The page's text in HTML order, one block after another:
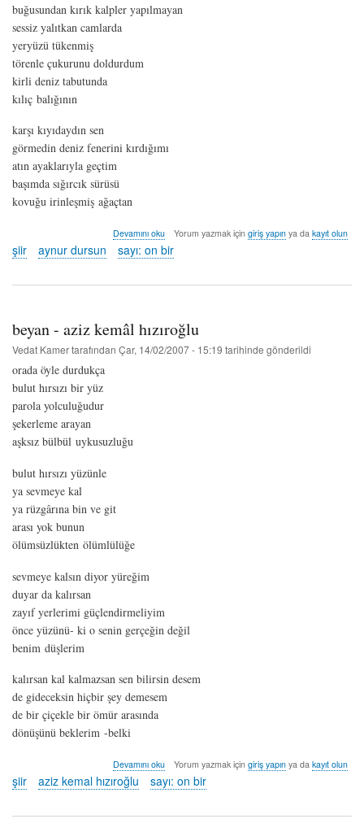
buğusundan kırık kalpler yapılmayan
sessiz yalıtkan camlarda
yeryüzü tükenmiş
törenle çukurunu doldurdum
kirli deniz tabutunda
kılıç balığının
karşı kıyıdaydın sen
görmedin deniz fenerini kırdığımı
atın ayaklarıyla geçtim
başımda sığırcık sürüsü
kovuğu irinleşmiş ağaçtan
düğmesiz
ilik
dursun
Devamını oku Yorum yazmak için giriş yapınya da kayıt olun
şiir aynur dursun sayı: on bir
beyan - aziz kemâl hızıroğlu
Vedat Kamertarafından Çar, 14/02/2007 - 15:19 tarihinde gönderildi
orada öyle durdukça
bulut hırsızı bir yüz
parola yolculuğudur
şekerleme arayan
aşksız bülbül uykusuzluğu
bulut hırsızı yüzünle
ya sevmeye kal
ya rüzgârına bin ve git
arası yok bunun
ölümsüzlükten ölümlülüğe
sevmeye kalsın diyor yüreğim
duyar da kalırsan
zayıf yerlerimi güçlendirmeliyim
önce yüzünü- ki o senin gerçeğin değil
benim düşlerim
kalırsan kal kalmazsan sen bilirsin desem
de gideceksin hiçbir şey demesem
de bir çiçekle bir ömür arasında
dönüşünü beklerim -belki
beyan
-
aziz
hızıroğlu
Devamını oku Yorum yazmak için giriş yapınya da kayıt olun
şiir aziz kemal hızıroğlu sayı: on bir